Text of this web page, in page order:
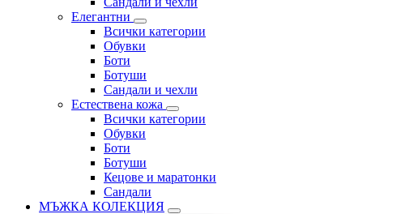
Елегантни
Всички категории
Обувки
Боти
Ботуши
Сандали и чехли
Естествена кожа
Всички категории
Обувки
Боти
Ботуши
Кецове и маратонки
Сандали
МЪЖКА КОЛЕКЦИЯ